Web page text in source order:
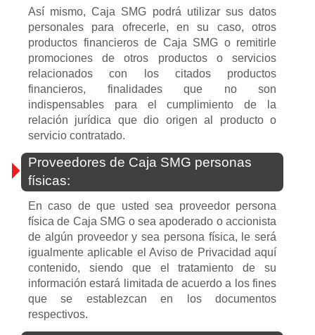
Así mismo, Caja SMG podrá utilizar sus datos
personales para ofrecerle, en su caso, otros
productos financieros de Caja SMG o remitirle
promociones de otros productos o servicios
relacionados con los citados productos
financieros, finalidades que no son
indispensables para el cumplimiento de la
relación jurídica que dio origen al producto o
servicio contratado.
Proveedores de Caja SMG personas
físicas:
En caso de que usted sea proveedor persona
física de Caja SMG o sea apoderado o accionista
de algún proveedor y sea persona física, le será
igualmente aplicable el Aviso de Privacidad aquí
contenido, siendo que el tratamiento de su
información estará limitada de acuerdo a los fines
que se establezcan en los documentos
respectivos.